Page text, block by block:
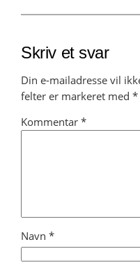
Skriv et svar
Din e-mailadresse vil
felter er markeret med*
Kommentar*
Navn*